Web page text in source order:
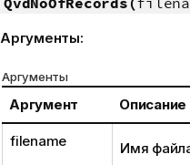
Аргументы:
Аргументы
Аргумент Описание
filename Имя